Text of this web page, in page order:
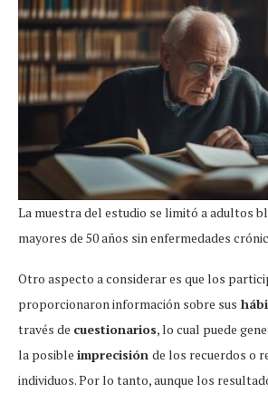
La muestra del estudio se limitó a adultos
mayores de 50 años sin enfermedades
Otro aspecto a considerar es que los
proporcionaron información sobre sus
través de cuestionarios, lo cual puede
la posible imprecisión de los recuerdos o
individuos. Por lo tanto, aunque los